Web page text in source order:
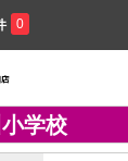
0
学校